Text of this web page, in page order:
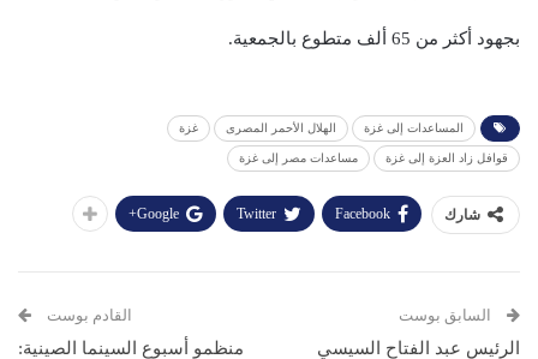
بجهود أكثر من 65 ألف متطوع بالجمعية.
المساعدات إلى غزة الهلال الأحمر المصرى غزة
قوافل زاد العزة إلى غزة مساعدات مصر إلى غزة
شارك Facebook
Twitter
Google+
السابق بوست
الرئيس عبد الفتاح السيسي
القادم بوست
منظمو أسبوع السينما الصينية: